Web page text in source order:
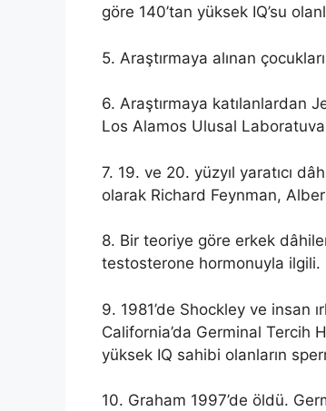
göre 140’tan yüksek IQ’su
5. Araştırmaya alınan
6. Araştırmaya katılanlardan
Los Alamos Ulusal
7. 19. ve 20. yüzyıl yaratıcı
olarak Richard Feynman,
8. Bir teoriye göre erkek
testosterone hormonuyla ilgili.
9. 1981’de Shockley ve insan
California’da Germinal Tercih
yüksek IQ sahibi olanların
10. Graham 1997’de öldü.